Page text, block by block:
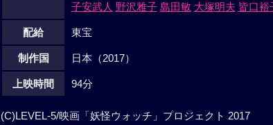
子安武人 野沢雅子 島田敏 大塚明夫 皆口裕
配給 東宝
制作国 日本（2017）
上映時間 94分
(C)LEVEL-5/映画「妖怪ウォッチ」プロジェクト 2017